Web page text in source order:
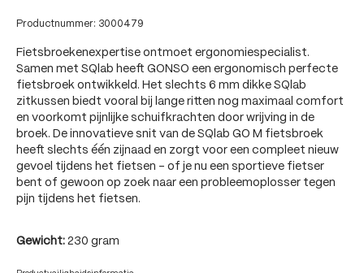
Productnummer: 3000479
Fietsbroekenexpertise ontmoet ergonomiespecialist.
Samen met SQlab heeft GONSO een ergonomisch perfecte
fietsbroek ontwikkeld. Het slechts 6 mm dikke SQlab
zitkussen biedt vooral bij lange ritten nog maximaal comfort
en voorkomt pijnlijke schuifkrachten door wrijving in de
broek. De innovatieve snit van de SQlab GO M fietsbroek
heeft slechts één zijnaad en zorgt voor een compleet nieuw
gevoel tijdens het fietsen - of je nu een sportieve fietser
bent of gewoon op zoek naar een probleemoplosser tegen
pijn tijdens het fietsen.
Gewicht: 230 gram